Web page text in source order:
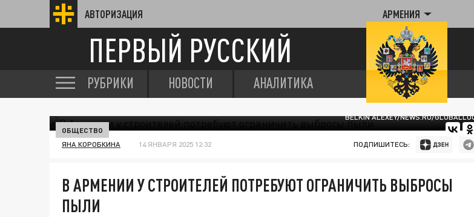
АВТОРИЗАЦИЯ АРМЕНИЯ
ПЕРВЫЙ РУССКИЙ
РУБРИКИ НОВОСТИ АНАЛИТИКА
BELKIN ALEXEY/NEWS.RU/
ОБЩЕСТВО
ЯНА КОРОБКИНА 14 ЯНВАРЯ 2025 12:32 ПОДПИШИТЕСЬ:
В АРМЕНИИ У СТРОИТЕЛЕЙ ПОТРЕБУЮТ ОГРАНИЧИТЬ ВЫБРОСЫ
ПЫЛИ